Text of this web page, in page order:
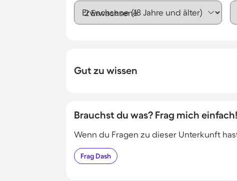
Erwachsene (18 Jahre und älter)
Gut zu wissen
Brauchst du was? Frag mich einfach!
Wenn du Fragen zu dieser Unterkunft
FragDash